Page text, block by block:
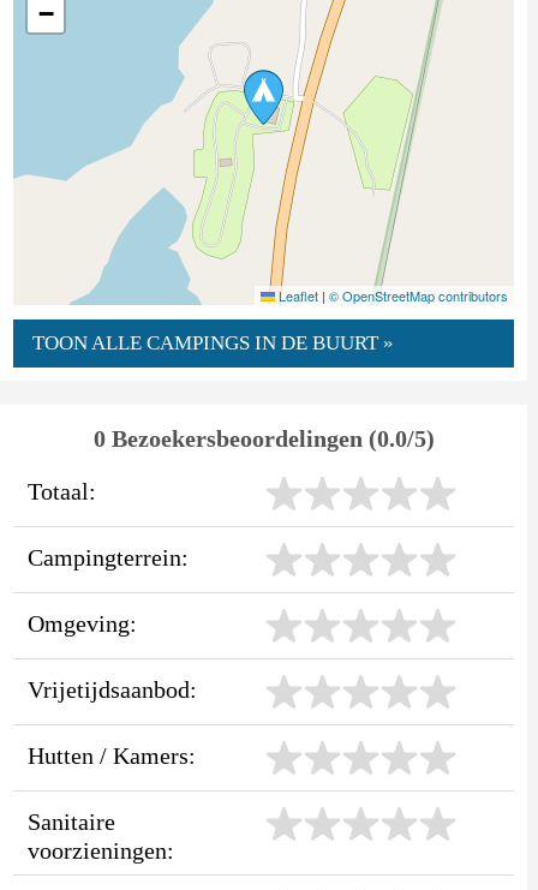
−
Leaflet | © OpenStreetMap contributors
TOON ALLE CAMPINGS IN DE BUURT »
0 Bezoekersbeoordelingen (0.0/5)
Totaal:
Campingterrein:
Omgeving:
Vrijetijdsaanbod:
Hutten / Kamers:
Sanitaire
voorzieningen: